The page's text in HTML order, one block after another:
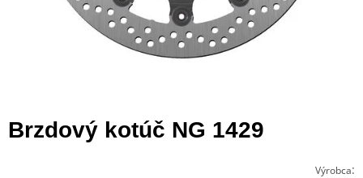
Brzdový kotúč NG 1429
Výrobca: